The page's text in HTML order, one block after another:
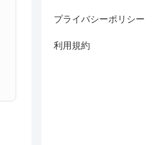
プライバシーポリシー
利用規約